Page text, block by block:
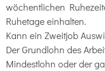
wöchentlichen
Ruhetage einhalten.
Kann ein Zweitjob
Der Grundlohn des
Mindestlohn oder der